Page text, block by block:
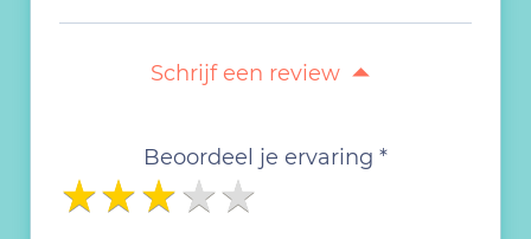
Schrijf een review
Beoordeel je ervaring *